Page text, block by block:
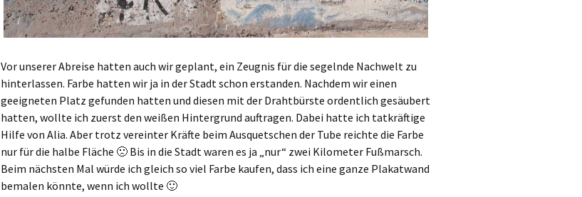
Vor unserer Abreise hatten auch wir geplant, ein Zeugnis für die segelnde Nachwelt zu
hinterlassen. Farbe hatten wir ja in der Stadt schon erstanden. Nachdem wir einen
geeigneten Platz gefunden hatten und diesen mit der Drahtbürste ordentlich gesäubert
hatten, wollte ich zuerst den weißen Hintergrund auftragen. Dabei hatte ich tatkräftige
Hilfe von Alia. Aber trotz vereinter Kräfte beim Ausquetschen der Tube reichte die Farbe
nur für die halbe Fläche 🙁 Bis in die Stadt waren es ja „nur“ zwei Kilometer Fußmarsch.
Beim nächsten Mal würde ich gleich so viel Farbe kaufen, dass ich eine ganze Plakatwand
bemalen könnte, wenn ich wollte 🙂